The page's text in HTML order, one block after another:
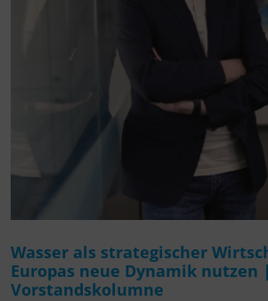
Wasser als strategischer
Europas neue Dynamik nutzen
Vorstandskolumne